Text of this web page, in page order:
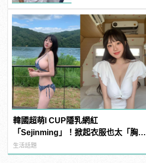
韓國超萌I CUP隱乳網紅
「Sejinming」！掀起衣服也太「胸」
了吧！ | manfashion這樣變型男
生活話題